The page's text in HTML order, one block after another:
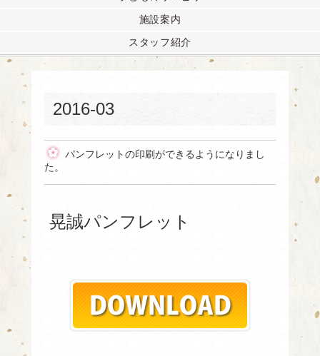
施設案内
スタッフ紹介
2016-03
パンフレットの印刷ができるようになりまし
た。
晃誠パンフレット